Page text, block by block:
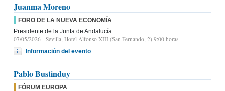
Juanma Moreno
FORO DE LA NUEVA ECONOMÍA
Presidente de la Junta de Andalucía
07/05/2026 - Sevilla, Hotel Alfonso XIII (San Fernando, 2) 9:00 horas
Información del evento
Pablo Bustinduy
FÓRUM EUROPA